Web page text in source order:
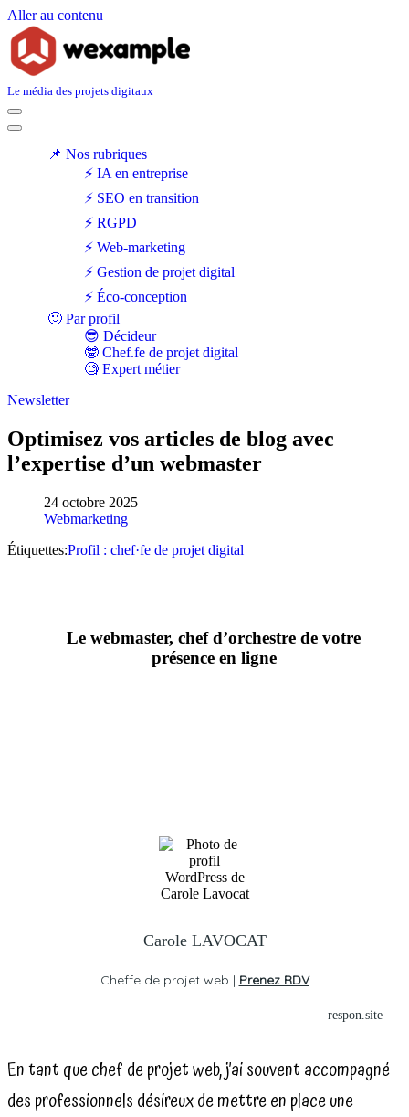
Aller au contenu
Le média des projets digitaux
Menu
de
Menu
navigation📌 Nos rubriques
⚡ IA en entreprise
⚡ SEO en transition
⚡ RGPD
⚡ Web-marketing
⚡ Gestion de projet digital
⚡ Éco-conception
🙂 Par profil
😎 Décideur
🤓 Chef.fe de projet digital
🧐 Expert métier
Newsletter
Optimisez vos articles de blog avec
l’expertise d’un webmaster
24 octobre 2025
Webmarketing
Étiquettes:Profil : chef·fe de projet digital
Le webmaster, chef d’orchestre de votre
présence en ligne
Carole LAVOCAT
Cheffe de projet web | Prenez RDV
respon.site
En tant que chef de projet web, j’ai souvent accompagné
des professionnels désireux de mettre en place une